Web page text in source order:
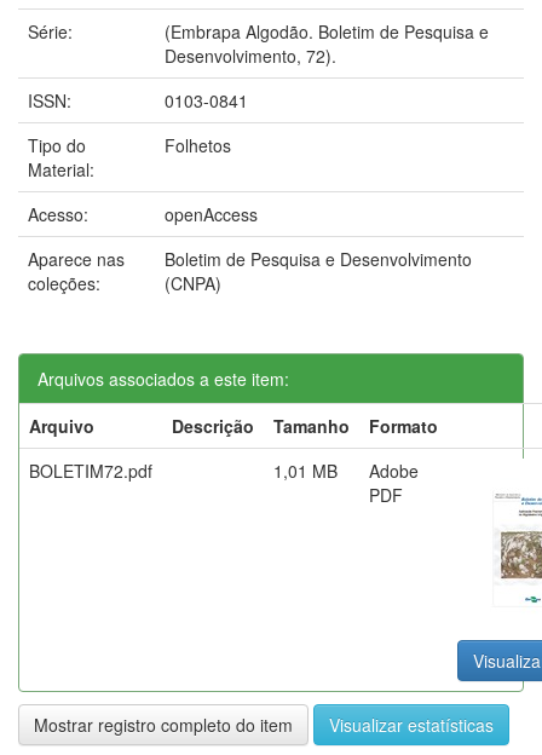
Série:
(Embrapa Algodão. Boletim de Pesquisa e
Desenvolvimento, 72).
ISSN:
0103-0841
Tipo do
Material:
Folhetos
Acesso:
openAccess
Aparece nas
coleções:
Boletim de Pesquisa e Desenvolvimento
(CNPA)
Arquivos associados a este item:
Arquivo
Descrição Tamanho
Formato
BOLETIM72.pdf
1,01 MB
Adobe
PDF
Mostrar registro completo do item Visualizar estatísticas